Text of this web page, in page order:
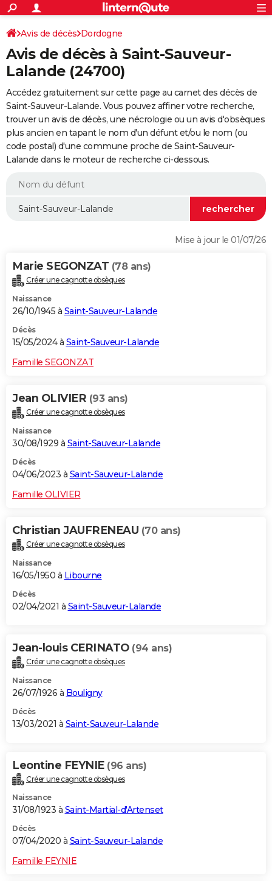
ACTUALITÉS
Politique
Société
Faits Divers
Education
Monde
Villes
+
SPORT
Coupe du monde 2026
Football
Tennis
Cyclisme
Rugby
Forum
CULTURE
FINANCE
Retraite
Impôts
Epargne
Immobilier
Risques naturels par ville
Banque
Assurance
Crédit
Essais
Réserver un essai
Citadines
Berlines
SUV
Forum auto
+
HIGH-TECH
Mobiles
Meilleur smartphone
Internet
Ordinateurs
Jeux vidéo
Guide high-tech
+
BRICOLAGE
Forum
Aménagement intérieur
Extérieur
Cuisine
Salle de bains
Jardinage
Rangement
WEEK-END
Guides de France
Escapades
Patrimoine
Expositions
Musées
Week-end nature
LIFESTYLE
Alimentation
Guide de la santé
Maladies
Médicaments
Sommeil
VOYAGE
Destinations
City break
Voyage nature
Voyage de noces
Forum
Climat
+PHOTO
GUIDES D'ACHAT
BONS PLANS
CARTE DE VOEUX
Dictionnaire
Biographies
Citations
Expressions
Proverbes
PROGRAMME TV
COPAINS D'AVANT
S'inscrire
Se connecter
Lycées
Collèges
Primaires
Universités
Entreprises
Service militaire
Avis de recherche
AVIS DE DÉCÈS
Avis de décès Dordogne
Avis de décès à Saint-Sauveur-
Lalande (24700)
Accédez gratuitement sur cette page au carnet des décès de
Saint-Sauveur-Lalande. Vous pouvez affiner votre recherche,
trouver un avis de décès, une nécrologie ou un avis d'obsèques
plus ancien en tapant le nom d'un défunt et/ou le nom (ou
code postal) d'une commune proche de Saint-Sauveur-
Lalande dans le moteur de recherche ci-dessous.
Mise à jour le 01/07/26
Marie SEGONZAT (78 ans)
Créer une cagnotte obsèques
Naissance
26/10/1945 à Saint-Sauveur-Lalande
Décès
15/05/2024 à Saint-Sauveur-Lalande
Famille SEGONZAT
Jean OLIVIER (93 ans)
Créer une cagnotte obsèques
Naissance
30/08/1929 à Saint-Sauveur-Lalande
Décès
04/06/2023 à Saint-Sauveur-Lalande
Famille OLIVIER
Christian JAUFRENEAU (70 ans)
Créer une cagnotte obsèques
Naissance
16/05/1950 à Libourne
Décès
02/04/2021 à Saint-Sauveur-Lalande
Jean-louis CERINATO (94 ans)
Créer une cagnotte obsèques
Naissance
26/07/1926 à Bouligny
Décès
13/03/2021 à Saint-Sauveur-Lalande
Leontine FEYNIE (96 ans)
Créer une cagnotte obsèques
Naissance
31/08/1923 à Saint-Martial-d'Artenset
Décès
07/04/2020 à Saint-Sauveur-Lalande
Famille FEYNIE